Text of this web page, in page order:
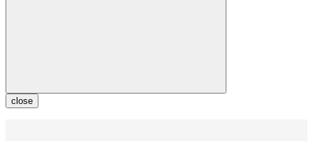
close